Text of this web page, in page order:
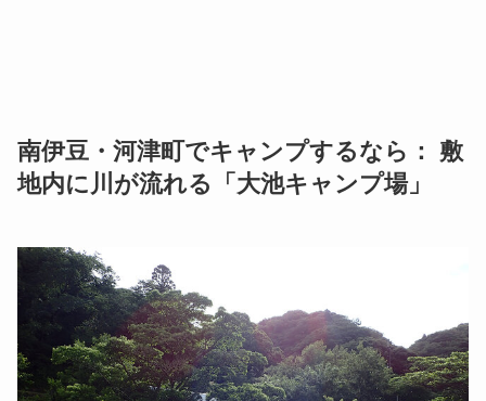
南伊豆・河津町でキャンプするなら： 敷
地内に川が流れる「大池キャンプ場」